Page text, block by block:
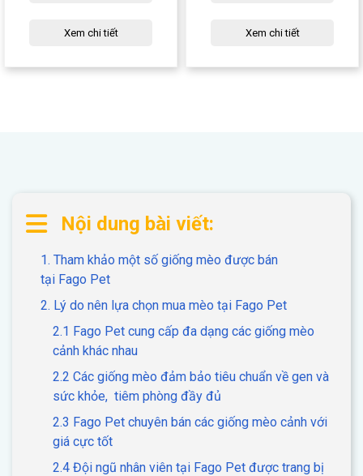
Xem chi tiết Xem chi tiết
Nội dung bài viết:
1. Tham khảo một số giống mèo được bán
tại Fago Pet
2. Lý do nên lựa chọn mua mèo tại Fago Pet
2.1 Fago Pet cung cấp đa dạng các giống mèo
cảnh khác nhau
2.2 Các giống mèo đảm bảo tiêu chuẩn về gen và
sức khỏe, tiêm phòng đầy đủ
2.3 Fago Pet chuyên bán các giống mèo cảnh với
giá cực tốt
2.4 Đội ngũ nhân viên tại Fago Pet được trang bị